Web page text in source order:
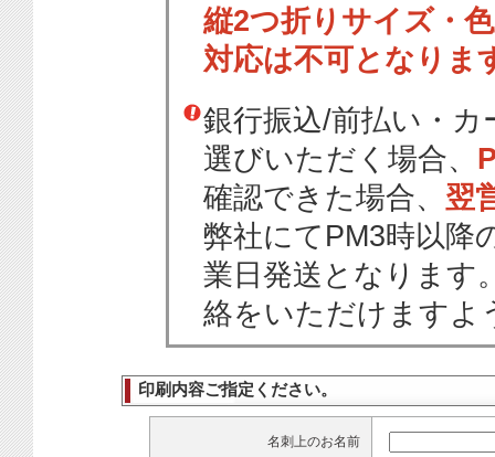
縦2つ折りサイズ・
対応は不可となりま
銀行振込/前払い・
選びいただく場合、
確認できた場合、 翌
弊社にてPM3時以降
業日発送となります
絡をいただけますよ
印刷内容ご指定ください。
名刺上のお名前